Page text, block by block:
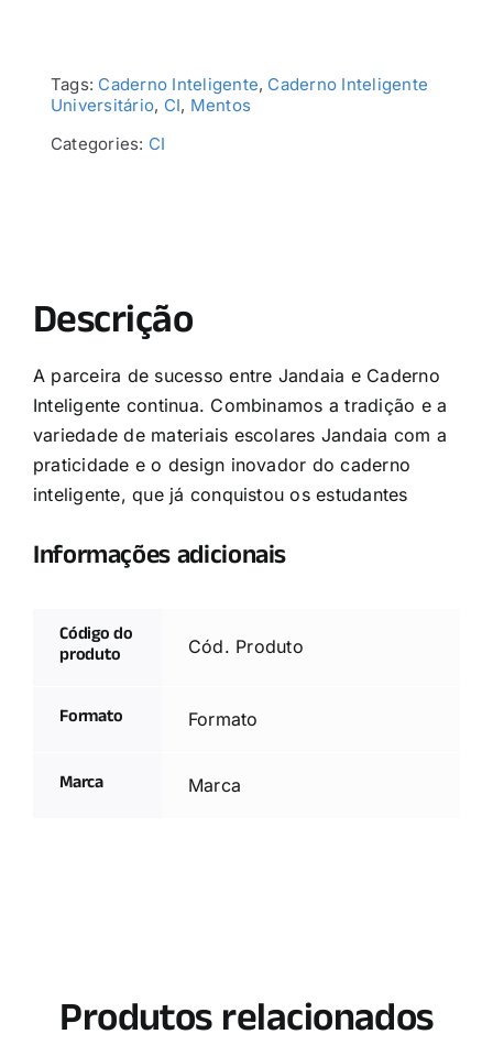
Tags: Caderno Inteligente, Caderno Inteligente
Universitário, CI, Mentos
Categories: CI
Descrição
A parceira de sucesso entre Jandaia e Caderno
Inteligente continua. Combinamos a tradição e a
variedade de materiais escolares Jandaia com a
praticidade e o design inovador do caderno
inteligente, que já conquistou os estudantes
Informações adicionais
Código do
produto Cód. Produto
Formato Formato
Marca Marca
Produtos relacionados